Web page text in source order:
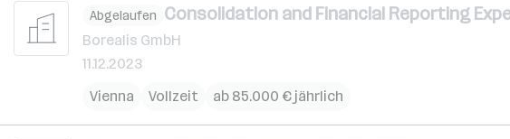
Abgelaufen Consolidation and Financial Reporting
Borealis GmbH
11.12.2023
Vienna
Vollzeit ab 85.000 € jährlich